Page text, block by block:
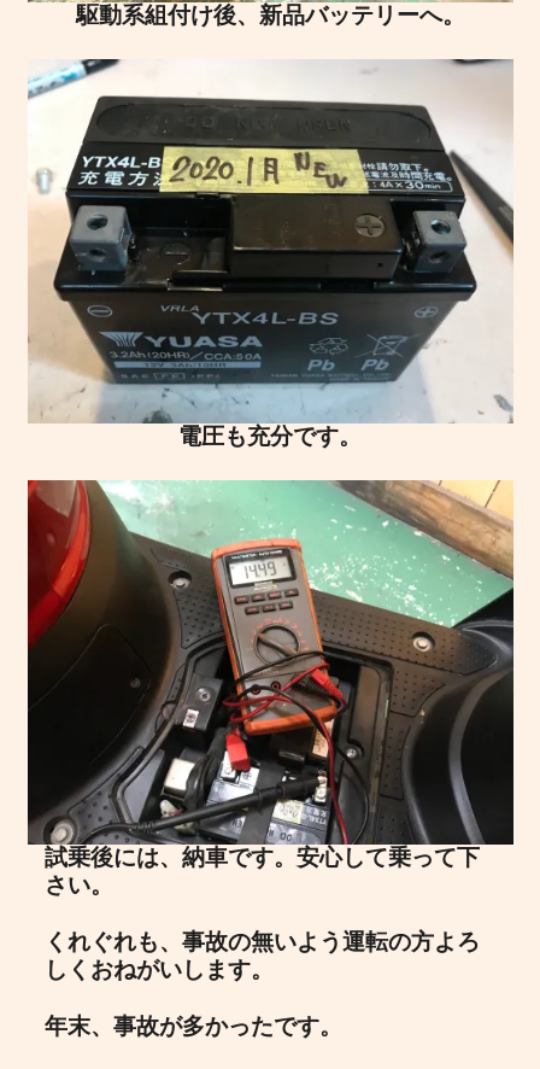
駆動系組付け後、新品バッテリーへ。
電圧も充分です。
試乗後には、納車です。安心して乗って下
さい。
くれぐれも、事故の無いよう運転の方よろ
しくおねがいします。
年末、事故が多かったです。